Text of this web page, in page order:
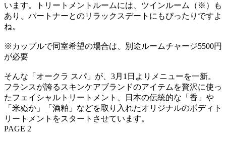
います。トリートメントルームには、ツインルーム（※）も
あり、パートナーとのリラックスデートにもぴったりですよ
ね。
※カップルで同室希望の場合は、別途ルームチャージ5500円
が必要
そんな「オークラ スパ」が、3月1日よりメニューを一新。
フランスが誇るスキンケアブランドのアイテムを贅沢に使っ
たフェイシャルトリートメント、日本の伝統的な「香」や
「米ぬか」「酒粕」などを取り入れたオリジナルのボディト
リートメントをスタートさせています。
PAGE 2